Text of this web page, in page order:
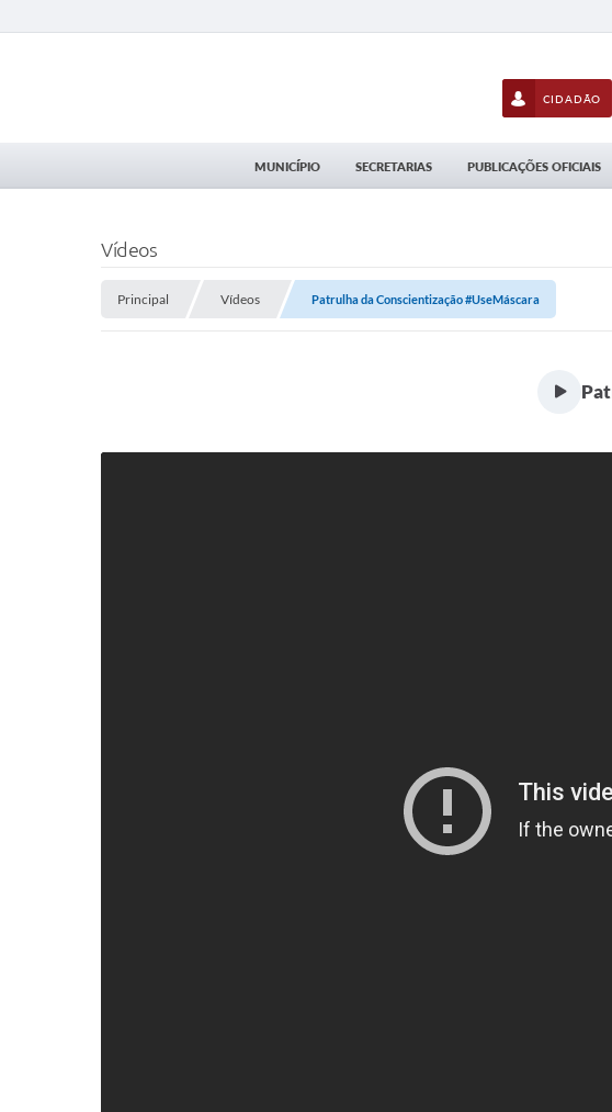
CIDADÃO
MUNICÍPIO SECRETARIAS PUBLICAÇÕES OFICIAIS
Vídeos
Principal Vídeos Patrulha da Conscientização #UseMáscara